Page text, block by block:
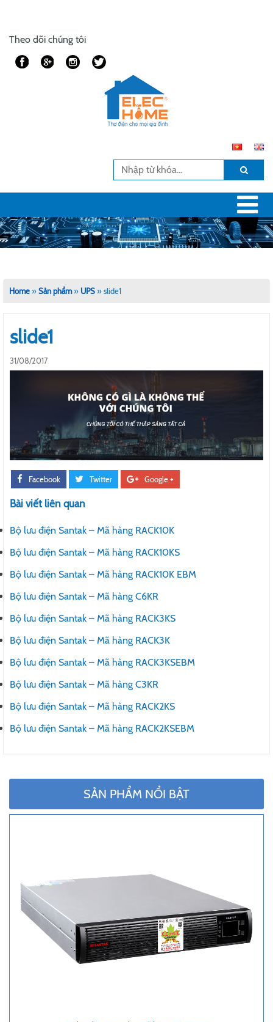
Theo dõi chúng tôi
Home»Sản phẩm» UPS»slide1
slide1
31/08/2017
Facebook Twitter Google +
Bài viết liên quan
Bộ lưu điện Santak – Mã hàng RACK10K
Bộ lưu điện Santak – Mã hàng RACK10KS
Bộ lưu điện Santak – Mã hàng RACK10K EBM
Bộ lưu điện Santak – Mã hàng C6KR
Bộ lưu điện Santak – Mã hàng RACK3KS
Bộ lưu điện Santak – Mã hàng RACK3K
Bộ lưu điện Santak – Mã hàng RACK3KSEBM
Bộ lưu điện Santak – Mã hàng C3KR
Bộ lưu điện Santak – Mã hàng RACK2KS
Bộ lưu điện Santak – Mã hàng RACK2KSEBM
SẢN PHẨM NỔI BẬT